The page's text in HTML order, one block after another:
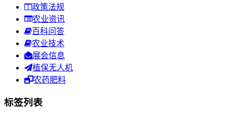
政策法规
农业资讯
百科问答
农业技术
展会信息
植保无人机
农药肥料
标签列表